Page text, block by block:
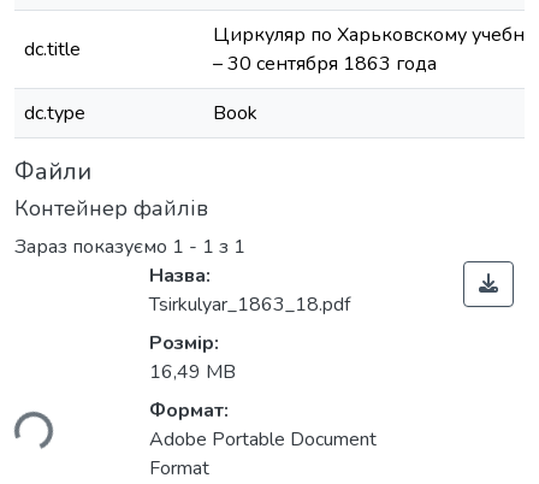
dc.title
Циркуляр по Харьковскому
– 30 сентября 1863 года
dc.type
Book
Файли
Контейнер файлів
Зараз показуємо 1 - 1 з 1
Назва:
Tsirkulyar_1863_18.pdf
Розмір:
16,49 MB
Формат:
Adobe Portable Document
Format